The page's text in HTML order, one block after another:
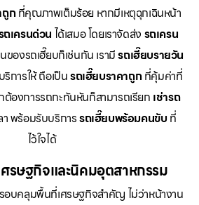
ถูกที่คุณภาพเต็มร้อย หากมีเหตุฉุกเฉินหน้า
ถเครนด่วน ได้เสมอ โดยเราจัดส่ง รถเครน
ของรถเฮี๊ยบก็เช่นกัน เรามีรถเฮี๊ยบรายวัน
บริการให้ ถือเป็นรถเฮี๊ยบราคาถูกที่คุ้มค่าที่
ต้องการรถกะทันหันก็สามารถเรียก เช่ารถ
า พร้อมรับบริการรถเฮี๊ยบพร้อมคนขับ ที่
ไว้ใจได้
รษฐกิจและนิคมอุตสาหกรรม
อบคลุมพื้นที่เศรษฐกิจสำคัญ ไม่ว่าหน้างาน